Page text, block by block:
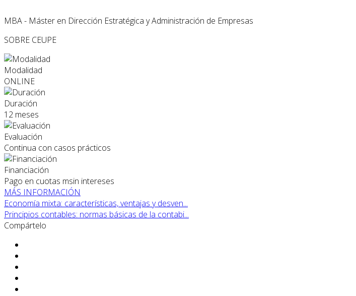
MBA - Máster en Dirección Estratégica y Administración de Empresas
SOBRE CEUPE
Modalidad
ONLINE
Duración
12 meses
Evaluación
Continua con casos prácticos
Financiación
Pago en cuotas msin intereses
MÁS INFORMACIÓN
Economía mixta: características, ventajas y desven...
Principios contables: normas básicas de la contabi...
Compártelo